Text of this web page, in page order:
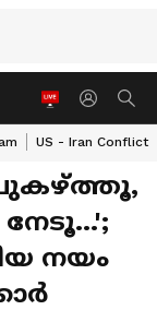
US - Iran Conflict
പുകഴ്ത്തൂ,
നയം